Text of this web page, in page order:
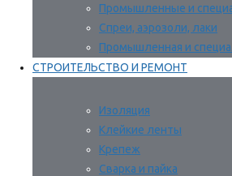
Промышленные и
Спреи, аэрозоли, лаки
Промышленная и
СТРОИТЕЛЬСТВО И РЕМОНТ
Изоляция
Клейкие ленты
Крепеж
Сварка и пайка